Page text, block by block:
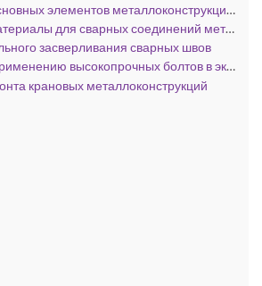
Материалы основных элементов металлоконструкций портальных кранов по ГОСТ 11283—72
Сварочные материалы для сварных соединений металлоконструкций портальных кранов по ГОСТ 11283—72
засверливания сварных швов
болтов в эксплуатируемых металлоконструкциях кранов
крановых металлоконструкций